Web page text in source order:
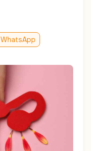
WhatsApp